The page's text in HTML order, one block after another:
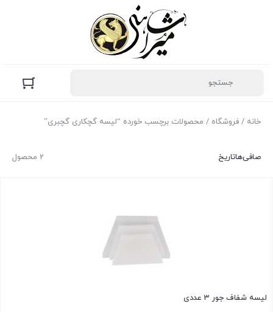
خانه / فروشگاه / محصولات برچسب خورده “لیسه گچکاری گچبری”
2 محصول صافی‌هاتاریخ
لیسه شفاف جور 3 عددی